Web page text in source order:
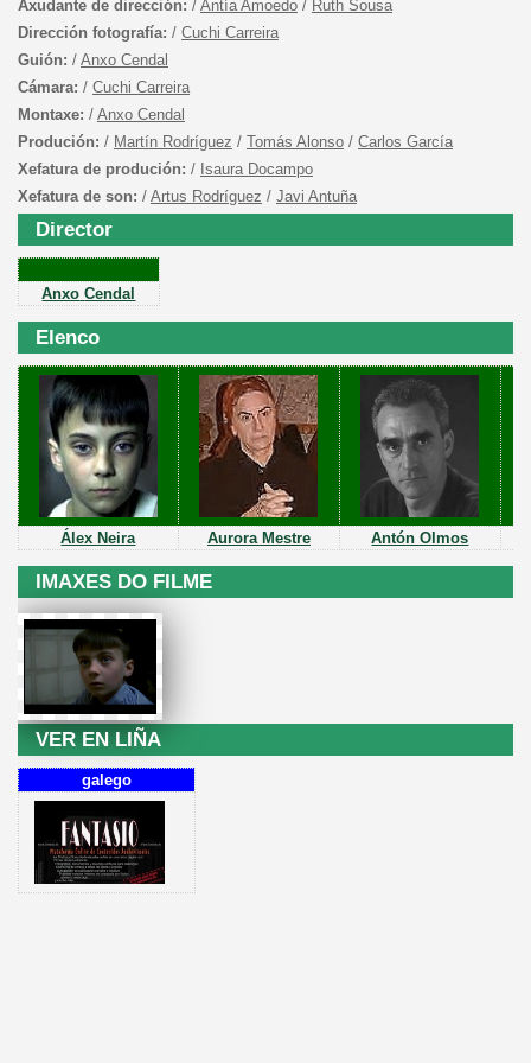
Axudante de dirección: / Antía Amoedo/ Ruth Sousa
Dirección fotografía: / Cuchi Carreira
Guión: / Anxo Cendal
Cámara: / Cuchi Carreira
Montaxe: / Anxo Cendal
Produción: / Martín Rodríguez / Tomás Alonso/ Carlos García
Xefatura de produción: / Isaura Docampo
Xefatura de son: / Artus Rodríguez / Javi Antuña
Director
Anxo Cendal
Elenco
Álex Neira Aurora Mestre Antón Olmos
IMAXES DO FILME
VER EN LIÑA
galego